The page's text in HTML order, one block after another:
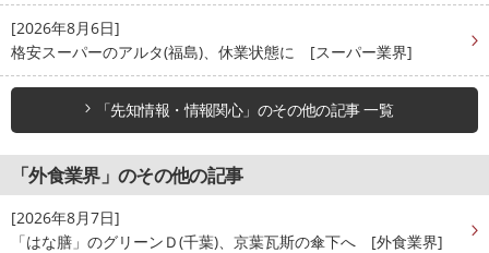
[2026年8月6日]
格安スーパーのアルタ(福島)、休業状態に [スーパー業界]
「先知情報・情報関心」のその他の記事 一覧
「外食業界」のその他の記事
[2026年8月7日]
「はな膳」のグリーンＤ(千葉)、京葉瓦斯の傘下へ [外食業界]